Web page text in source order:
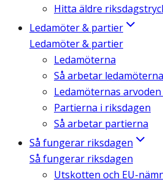
Hitta äldre
Ledamöter & partier
Ledamöter & partier
Ledamöterna
Så arbetar ledamöterna
Ledamöternas
Partierna i riksdagen
Så arbetar partierna
Så fungerar riksdagen
Så fungerar riksdagen
Utskotten och EU-